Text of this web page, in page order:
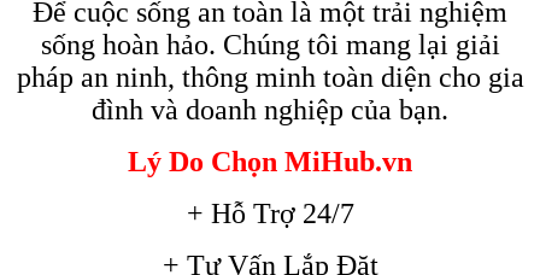
Để cuộc sống an toàn là một trải nghiệm
sống hoàn hảo. Chúng tôi mang lại giải
pháp an ninh, thông minh toàn diện cho gia
đình và doanh nghiệp của bạn.
Lý Do Chọn MiHub.vn
+ Hỗ Trợ 24/7
+ Tư Vấn Lắp Đặt